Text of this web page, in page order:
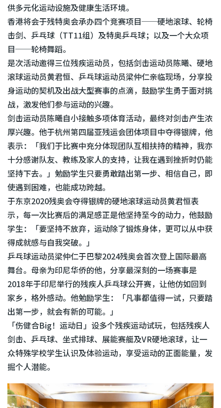
供多元化运动设施及健康生活环境。
香港将会于残特奥会承办四个竞赛项目──硬地滚球、轮椅
击剑、乒乓球（TT11组）及特奥乒乓球；以及一个大众项
目──轮椅舞蹈。
是次活动邀得三位残疾运动员，包括剑击运动员陈曦、硬地
滚球运动员黄君恒、乒乓球运动员梁仲仁亲临现场，分享投
身运动的契机及出战大型赛事的点滴，鼓励学生勇于面对挑
战，激发他们参与运动的兴趣。
剑击运动员陈曦自小接触多项体育活动，最终对剑击产生浓
厚兴趣。他于杭州第四届亚残运会团体项目中夺得银牌，他
表示：「我们于比赛中充分体现团队互相扶持的精神，我亦
十分感谢队友、教练及家人的支持，让我在遇到挫折时仍能
坚持下去。」勉励学生只要勇敢踏出第一步、相信自己，即
使遇到困难，也能成功跨越。
于东京2020残奥会夺得银牌的硬地滚球运动员黄君恒表
示，每一次比赛后的满足感正是他坚持至今的动力，他鼓励
学生：「要坚持不放弃，运动除了锻炼身体，更可以从中获
得成就感与自我突破。」
乒乓球运动员梁仲仁于巴黎2024残奥会首次登上国际最高
舞台。母亲为印尼华侨的他，分享最深刻的一场赛事是
2018年于印尼举行的残疾人乒乓球公开赛，让他仿如回到
家乡，格外感动。他勉励学生：「凡事都值得一试，只要踏
出第一步，就会有新的可能。」
「伤健合Big！运动日」设多个残疾运动试玩，包括残疾人
剑击、乒乓球、坐式排球、展能赛艇及VR硬地滚球，让一
众特殊学校学生认识及体验运动，享受运动的正面能量，发
掘个人潜能。